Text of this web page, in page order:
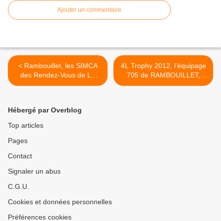
Ajouter un commentaire
< Rambouillet, les SIMCA
des Rendez-Vous de La
REINE
4L Trophy 2012, l’équipage
705 de RAMBOUILLET,
Julien et Guillaume
Hébergé par Overblog
Top articles
Pages
Contact
Signaler un abus
C.G.U.
Cookies et données personnelles
Préférences cookies